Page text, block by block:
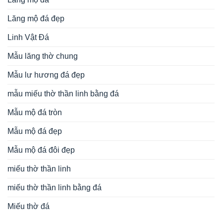
Lăng mộ đá đẹp
Linh Vật Đá
Mẫu lăng thờ chung
Mẫu lư hương đá đẹp
mẫu miếu thờ thần linh bằng đá
Mẫu mộ đá tròn
Mẫu mộ đá đẹp
Mẫu mộ đá đôi đẹp
miếu thờ thần linh
miếu thờ thần linh bằng đá
Miếu thờ đá